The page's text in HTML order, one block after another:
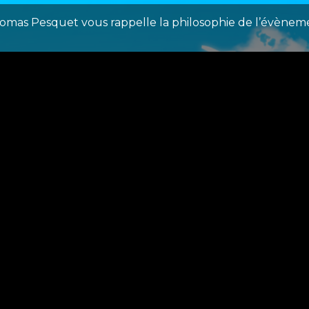
Pesquet vous rappelle la philosophie de